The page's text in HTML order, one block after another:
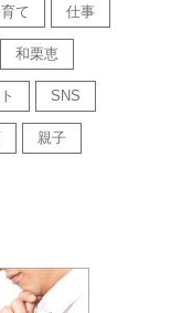
て 仕事
和栗恵
SNS
親子